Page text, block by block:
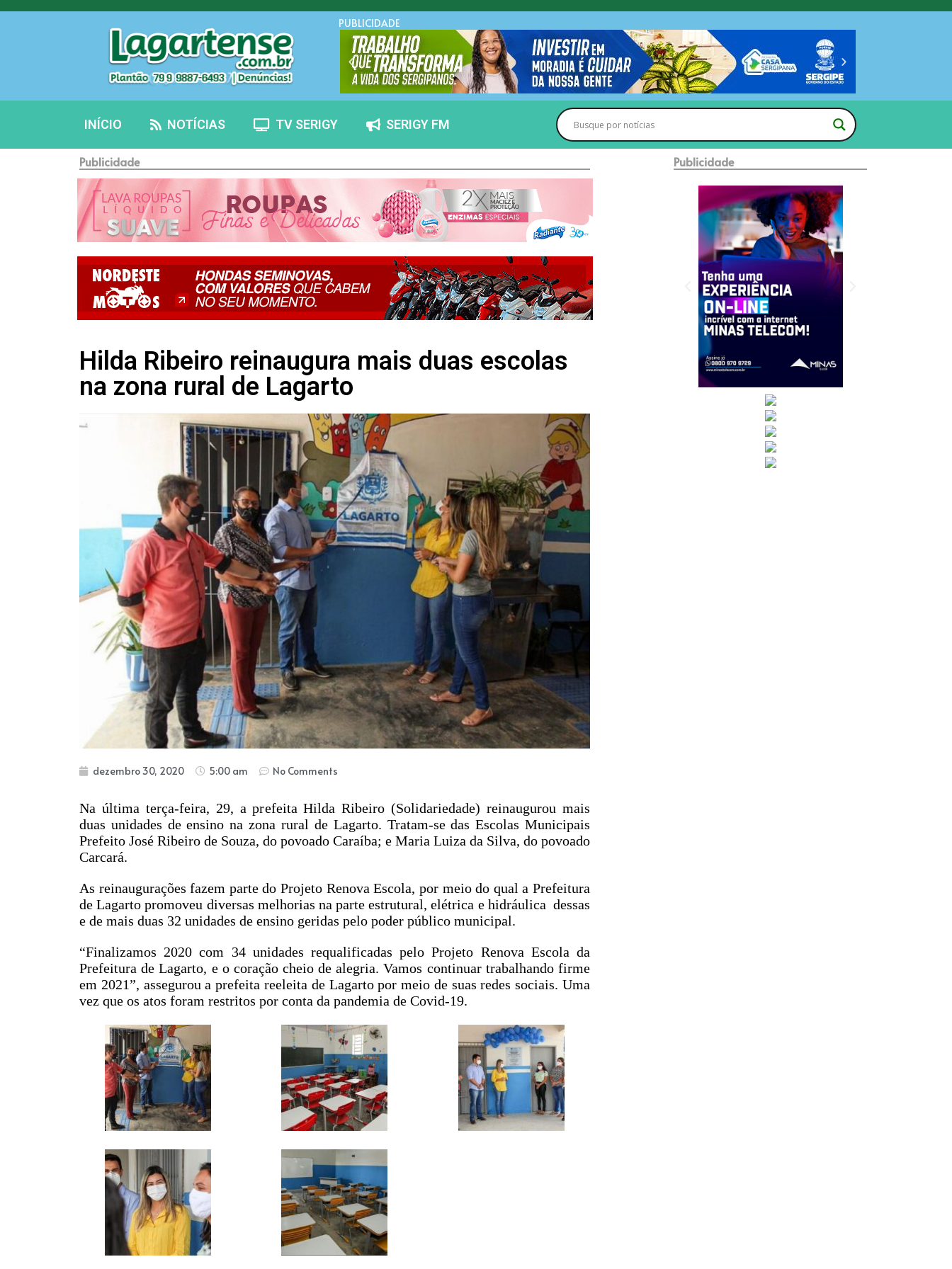
PUBLICIDADE
INÍCIO NOTÍCIAS TV SERIGY SERIGY FM
Publicidade
Hilda Ribeiro reinaugura mais duas escolas
na zona rural de Lagarto
dezembro 30, 2020 5:00 am No Comments
Na última terça-feira, 29, a prefeita Hilda Ribeiro (Solidariedade) reinaugurou mais
duas unidades de ensino na zona rural de Lagarto. Tratam-se das Escolas Municipais
Prefeito José Ribeiro de Souza, do povoado Caraíba; e Maria Luiza da Silva, do povoado
Carcará.
As reinaugurações fazem parte do Projeto Renova Escola, por meio do qual a Prefeitura
de Lagarto promoveu diversas melhorias na parte estrutural, elétrica e hidráulica dessas
e de mais duas 32 unidades de ensino geridas pelo poder público municipal.
“Finalizamos 2020 com 34 unidades requalificadas pelo Projeto Renova Escola da
Prefeitura de Lagarto, e o coração cheio de alegria. Vamos continuar trabalhando firme
em 2021”, assegurou a prefeita reeleita de Lagarto por meio de suas redes sociais. Uma
vez que os atos foram restritos por conta da pandemia de Covid-19.
Publicidade